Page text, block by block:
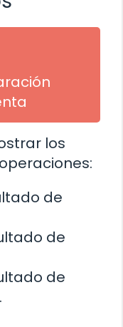
los
de
de
de
.